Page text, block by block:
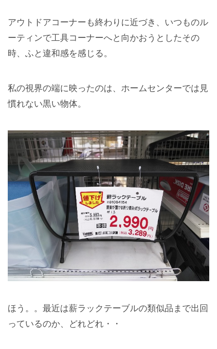
アウトドアコーナーも終わりに近づき、いつものル
ーティンで工具コーナーへと向かおうとしたその
時、ふと違和感を感じる。
私の視界の端に映ったのは、ホームセンターでは見
慣れない黒い物体。
ほう。。最近は薪ラックテーブルの類似品まで出回
っているのか、どれどれ・・